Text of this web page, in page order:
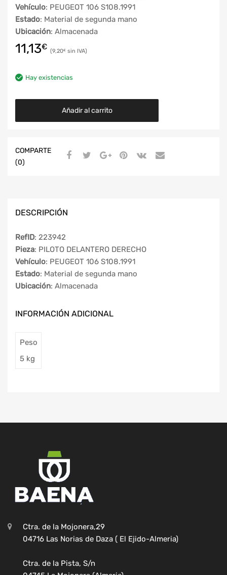
Vehículo: PEUGEOT 106 S108.1991
Estado: Material de segunda mano
Ubicación: Almacenada
11,13€ 9,20€
Hay existencias
Añadir al carrito
COMPARTE
(0)
DESCRIPCIÓN
RefID: 223942
Pieza: PILOTO DELANTERO DERECHO
Vehículo: PEUGEOT 106 S108.1991
Estado: Material de segunda mano
Ubicación: Almacenada
INFORMACIÓN ADICIONAL
Peso
5 kg
Ctra. de la Mojonera,29
04716 Las Norias de Daza ( El Ejido-Almeria)
Ctra. de la Pista, S/n